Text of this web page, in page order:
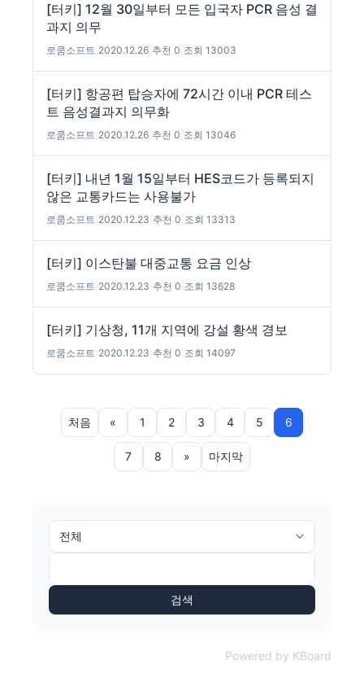
[터키] 12월 30일부터 모든 입국자 PCR 음성 결
과지 의무
로쿰소프트 2020.12.26 추천 0 조회 13003
[터키] 항공편 탑승자에 72시간 이내 PCR 테스
트 음성결과지 의무화
로쿰소프트 2020.12.26 추천 0 조회 13046
[터키] 내년 1월 15일부터 HES코드가 등록되지
않은 교통카드는 사용불가
로쿰소프트 2020.12.23 추천 0 조회 13313
[터키] 이스탄불 대중교통 요금 인상
로쿰소프트 2020.12.23 추천 0 조회 13628
[터키] 기상청, 11개 지역에 강설 황색 경보
로쿰소프트 2020.12.23 추천 0 조회 14097
처음 « 1 2 3 4 5 6
7 8 » 마지막
검색
Powered by KBoard